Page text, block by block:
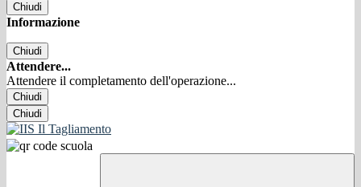
Chiudi
Informazione
Chiudi
Attendere...
Attendere il completamento dell'operazione...
Chiudi
Chiudi